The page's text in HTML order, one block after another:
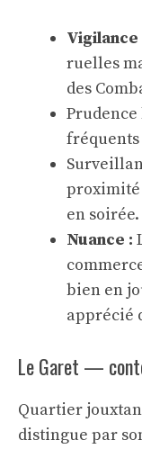
Vigilance
ruelles
des
fréquents
proximité
en soirée.
Nuance :
bien en
apprécié
Le Garet —
Quartier
distingue par